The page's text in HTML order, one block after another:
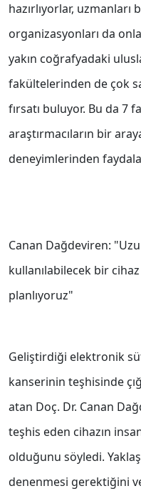
hazırlıyorlar, uzmanları
organizasyonları da
yakın coğrafyadaki
fakültelerinden de çok
fırsatı buluyor. Bu da 7
araştırmacıların bir
deneyimlerinden
Canan Dağdeviren:
kullanılabilecek bir
planlıyoruz"
Geliştirdiği elektronik
kanserinin teşhisinde
atan Doç. Dr. Canan
teşhis eden cihazın
olduğunu söyledi.
denenmesi gerektiğini